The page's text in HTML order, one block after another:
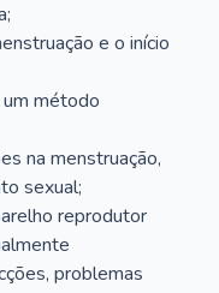
e o início
método
na menstruação,
sexual;
reprodutor
problemas